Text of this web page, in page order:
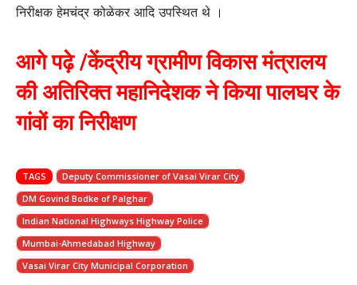
निरीक्षक हेमचंद्र कोळेकर आदि उपस्थित थे ।
आगे पढ़े /केंद्रीय ग्रामीण विकास मंत्रालय
की अतिरिक्त महानिदेशक ने किया पालघर के
गांवों का निरीक्षण
TAGS
Deputy Commissioner of Vasai Virar City
DM Govind Bodke of Palghar
Indian National Highways Highway Police
Mumbai-Ahmedabad Highway
Vasai Virar City Municipal Corporation